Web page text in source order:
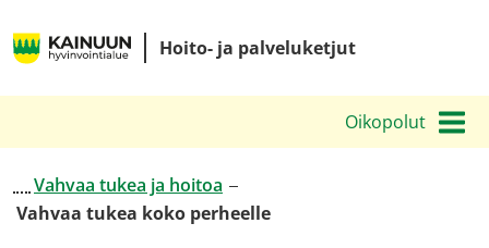
sisältöön
Oikopolut
Kainuun
Hoito- ja palveluketjut
Vahvaa tukea ja hoitoa
Vahvaa tukea koko perheelle